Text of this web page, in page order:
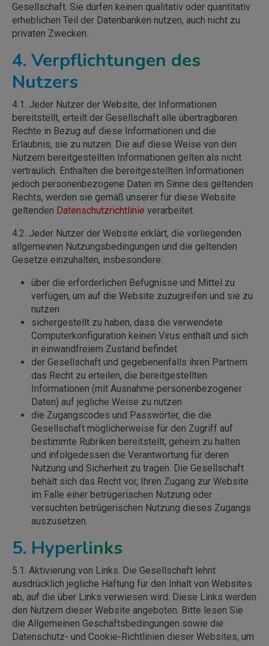
Gesellschaft. Sie dürfen keinen qualitativ oder quantitativ
erheblichen Teil der Datenbanken nutzen, auch nicht zu
privaten Zwecken.
4. Verpflichtungen des
Nutzers
4.1. Jeder Nutzer der Website, der Informationen
bereitstellt, erteilt der Gesellschaft alle übertragbaren
Rechte in Bezug auf diese Informationen und die
Erlaubnis, sie zu nutzen. Die auf diese Weise von den
Nutzern bereitgestellten Informationen gelten als nicht
vertraulich. Enthalten die bereitgestellten Informationen
jedoch personenbezogene Daten im Sinne des geltenden
Rechts, werden sie gemäß unserer für diese Website
geltenden Datenschutzrichtlinie verarbeitet.
4.2. Jeder Nutzer der Website erklärt, die vorliegenden
allgemeinen Nutzungsbedingungen und die geltenden
Gesetze einzuhalten, insbesondere:
über die erforderlichen Befugnisse und Mittel zu
verfügen, um auf die Website zuzugreifen und sie zu
nutzen
sichergestellt zu haben, dass die verwendete
Computerkonfiguration keinen Virus enthält und sich
in einwandfreiem Zustand befindet
der Gesellschaft und gegebenenfalls ihren Partnern
das Recht zu erteilen, die bereitgestellten
Informationen (mit Ausnahme personenbezogener
Daten) auf jegliche Weise zu nutzen
die Zugangscodes und Passwörter, die die
Gesellschaft möglicherweise für den Zugriff auf
bestimmte Rubriken bereitstellt, geheim zu halten
und infolgedessen die Verantwortung für deren
Nutzung und Sicherheit zu tragen. Die Gesellschaft
behält sich das Recht vor, Ihren Zugang zur Website
im Falle einer betrügerischen Nutzung oder
versuchten betrügerischen Nutzung dieses Zugangs
auszusetzen.
5. Hyperlinks
5.1. Aktivierung von Links. Die Gesellschaft lehnt
ausdrücklich jegliche Haftung für den Inhalt von Websites
ab, auf die über Links verwiesen wird. Diese Links werden
den Nutzern dieser Website angeboten. Bitte lesen Sie
die Allgemeinen Geschäftsbedingungen sowie die
Datenschutz- und Cookie-Richtlinien dieser Websites, um